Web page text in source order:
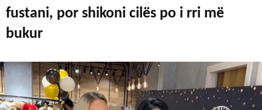
fustani, por shikoni cilës po i rri më
bukur